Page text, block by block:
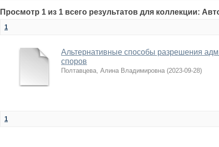
Просмотр 1 из 1 всего результатов для коллекции:
1
Альтернативные способы разрешения
споров
Полтавцева, Алина Владимировна (2023-09-28)
1